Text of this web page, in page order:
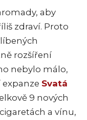
aby
zdraví. Proto
rozšíření
nebylo málo,
expanze Svatá
9 nových
a vínu,